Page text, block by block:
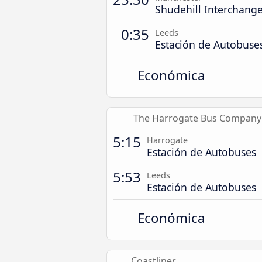
Shudehill
0:35 Leeds
Estación de
Económica
The Harrogate Bus Company
5:15 Harrogate
Estación de Autobuses
5:53 Leeds
Estación de Autobuses
Económica